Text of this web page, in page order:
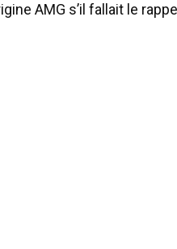
AMG s’il fallait le